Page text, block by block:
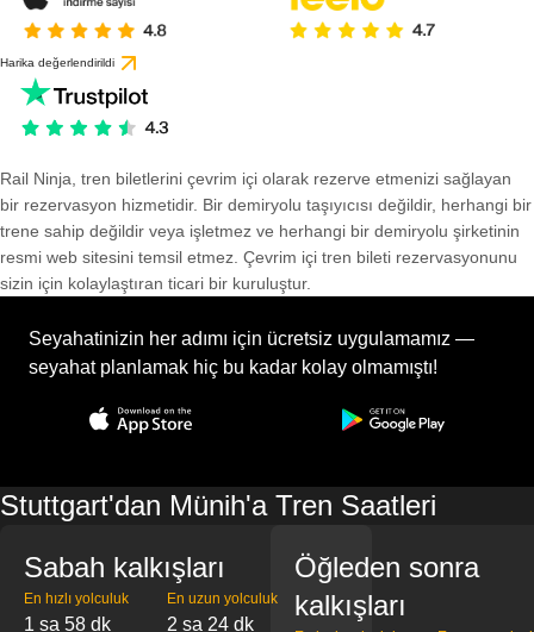
Harika değerlendirildi
Rail Ninja, tren biletlerini çevrim içi olarak rezerve etmenizi sağlayan
bir rezervasyon hizmetidir. Bir demiryolu taşıyıcısı değildir, herhangi bir
trene sahip değildir veya işletmez ve herhangi bir demiryolu şirketinin
resmi web sitesini temsil etmez. Çevrim içi tren bileti rezervasyonunu
sizin için kolaylaştıran ticari bir kuruluştur.
Seyahatinizin her adımı için ücretsiz uygulamamız —
seyahat planlamak hiç bu kadar kolay olmamıştı!
Stuttgart'dan Münih'a Tren Saatleri
Sabah kalkışları
En hızlı yolculuk
1 sa 58 dk
En uzun yolculuk
2 sa 24 dk
Öğleden sonra
kalkışları